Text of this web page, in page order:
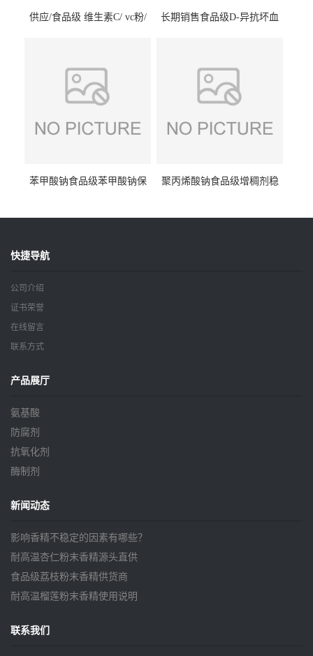
供应/食品级 维生素C/ vc粉/
长期销售食品级D-异抗坏血
苯甲酸钠食品级苯甲酸钠保
聚丙烯酸钠食品级增稠剂稳
快捷导航
公司介绍
证书荣誉
在线留言
联系方式
产品展厅
氨基酸
防腐剂
抗氧化剂
酶制剂
新闻动态
影响香精不稳定的因素有哪些？
耐高温杏仁粉末香精源头直供
食品级荔枝粉末香精供货商
耐高温榴莲粉末香精使用说明
联系我们